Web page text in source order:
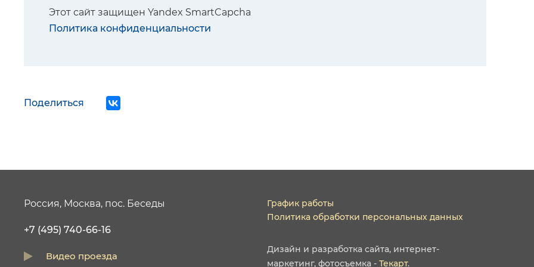
Этот сайт защищен Yandex SmartCapcha
Политика конфиденциальности
Поделиться
Россия, Москва, пос. Беседы
+7 (495) 740-66-16
Видео проезда
График работы
Политика обработки персональных данных
Дизайн и разработка сайта, интернет-
маркетинг, фотосъемка - Текарт.